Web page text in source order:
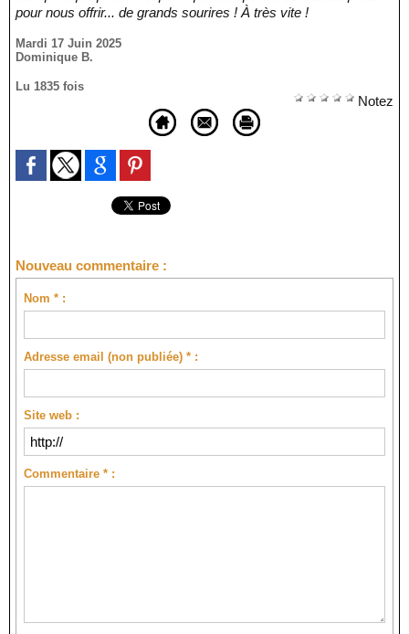
pour nous offrir... de grands sourires ! À très vite !
Mardi 17 Juin 2025
Dominique B.
Lu 1835 fois
Notez
Nouveau commentaire :
Nom * :
Adresse email (non publiée) * :
Site web :
Commentaire * :